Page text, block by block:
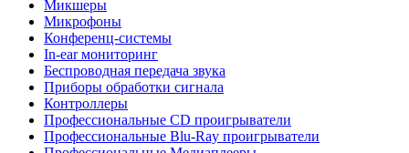
Микшеры
Микрофоны
Конференц-системы
In-ear мониторинг
Беспроводная передача звука
Приборы обработки сигнала
Контроллеры
Профессиональные СD проигрыватели
Профессиональные Blu-Ray проигрыватели